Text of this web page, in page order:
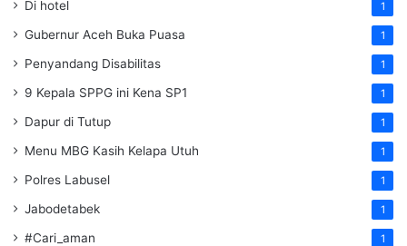
Di hotel 1
Gubernur Aceh Buka Puasa 1
Penyandang Disabilitas 1
9 Kepala SPPG ini Kena SP1 1
Dapur di Tutup 1
Menu MBG Kasih Kelapa Utuh 1
Polres Labusel 1
Jabodetabek 1
#Cari_aman 1